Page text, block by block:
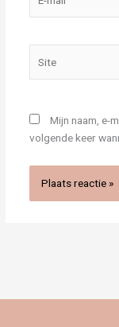
mail
Mijn naam, e-
volgende keer